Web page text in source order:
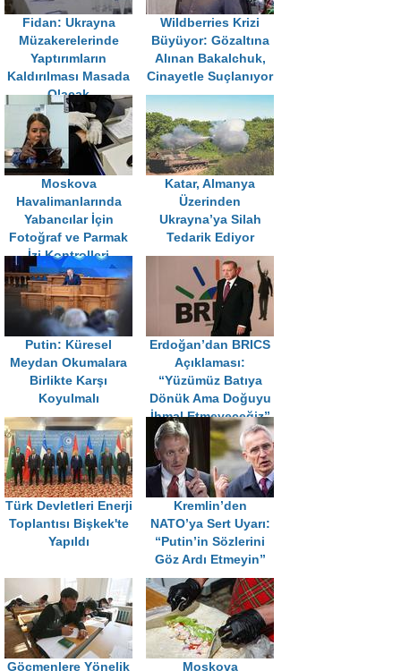
Fidan: Ukrayna
Müzakerelerinde
Yaptırımların
Kaldırılması Masada
Olacak
Wildberries Krizi
Büyüyor: Gözaltına
Alınan Bakalchuk,
Cinayetle Suçlanıyor
Moskova
Havalimanlarında
Yabancılar İçin
Fotoğraf ve Parmak
İzi Kontrolleri
Başlıyor
Katar, Almanya
Üzerinden
Ukrayna’ya Silah
Tedarik Ediyor
Putin: Küresel
Meydan Okumalara
Birlikte Karşı
Koyulmalı
Erdoğan’dan BRICS
Açıklaması:
“Yüzümüz Batıya
Dönük Ama Doğuyu
İhmal Etmeyeceğiz”
Türk Devletleri Enerji
Toplantısı Bişkek'te
Yapıldı
Kremlin’den
NATO’ya Sert Uyarı:
“Putin’in Sözlerini
Göz Ardı Etmeyin”
Göçmenlere Yönelik
Moskova